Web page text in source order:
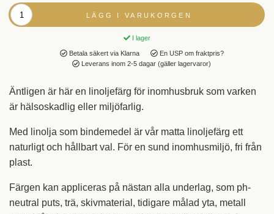
LÄGG I VARUKORGEN
I lager
Betala säkert via Klarna
En USP om fraktpris?
Leverans inom 2-5 dagar (gäller lagervaror)
Äntligen är här en linoljefärg för inomhusbruk som varken
är hälsoskadlig eller miljöfarlig.
Med linolja som bindemedel är vår matta linoljefärg ett
naturligt och hållbart val. För en sund inomhusmiljö, fri från
plast.
Färgen kan appliceras på nästan alla underlag, som ph-
neutral puts, trä, skivmaterial, tidigare målad yta, metall